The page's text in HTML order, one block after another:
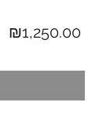
₪1,250.00